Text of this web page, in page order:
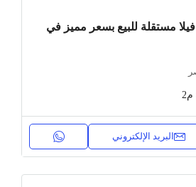
فيلا مستقلة للبيع بسعر مميز في
م2
البريد الإلكتروني